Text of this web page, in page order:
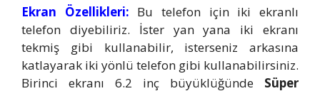
Ekran Özellikleri: Bu telefon için iki ekranlı
telefon diyebiliriz. İster yan yana iki ekranı
tekmiş gibi kullanabilir, isterseniz arkasına
katlayarak iki yönlü telefon gibi kullanabilirsiniz.
Birinci ekranı 6.2 inç büyüklüğünde Süper